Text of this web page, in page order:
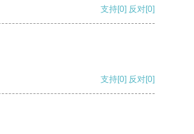
支持[0] 反对[0]
支持[0] 反对[0]